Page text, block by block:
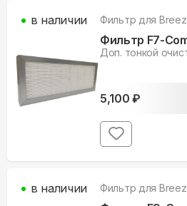
Фильтр для
Фильтр F7-
Доп. тонкой
5,100 ₽
в наличии
Фильтр для
в наличии